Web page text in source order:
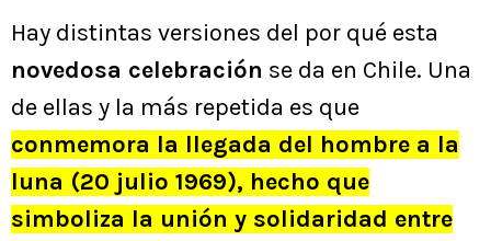
Hay distintas versiones del por qué esta
novedosa celebración se da en Chile. Una
de ellas y la más repetida es que
conmemora la llegada del hombre a la
luna (20 julio 1969), hecho que
simboliza la unión y solidaridad entre